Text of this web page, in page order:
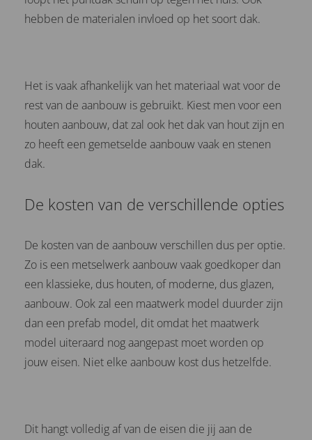
hebben de materialen invloed op het soort dak.
Het is vaak afhankelijk van het materiaal wat voor de
rest van de aanbouw is gebruikt. Kiest men voor een
houten aanbouw, dat zal ook het dak van hout zijn en
zo heeft een gemetselde aanbouw vaak en stenen
dak.
De kosten van de verschillende opties
De kosten van de aanbouw verschillen dus per optie.
Zo is een metselwerk aanbouw vaak goedkoper dan
een klassieke, dus houten, of moderne, dus glazen,
aanbouw. Ook zal een maatwerk model duurder zijn
dan een prefab model, dit omdat het maatwerk
model uiteraard nog aangepast moet worden op
jouw eisen. Niet elke aanbouw kost dus hetzelfde.
Dit hangt volledig af van de eisen die jij aan de